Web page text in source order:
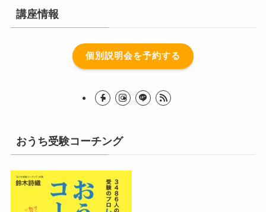
講座情報
個別説明会を予約する
おうち受験コーチング